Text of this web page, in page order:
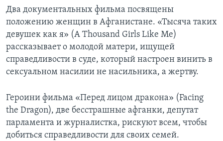
Два документальных фильма посвящены
положению женщин в Афганистане. «Тысяча таких
девушек как я» (A Thousand Girls Like Me)
рассказывает о молодой матери, ищущей
справедливости в суде, который настроен винить в
сексуальном насилии не насильника, а жертву.
Героини фильма «Перед лицом дракона» (Facing
the Dragon), две бесстрашные афганки, депутат
парламента и журналистка, рискуют всем, чтобы
добиться справедливости для своих семей.